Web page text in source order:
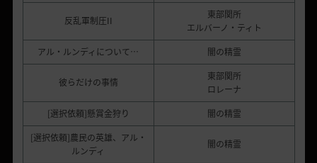
反乱軍制圧II
東部関所
エルバーノ・ティト
アル・ルンディについて…
闇の精霊
彼らだけの事情
東部関所
ロレーナ
[選択依頼]懸賞金狩り
闇の精霊
[選択依頼]農民の英雄、アル・
ルンディ
闇の精霊